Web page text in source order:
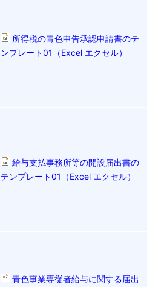
所得税の青色申告承認申請書のテ
ンプレート01（Excel エクセル）
給与支払事務所等の開設届出書の
テンプレート01（Excel エクセル）
青色事業専従者給与に関する届出